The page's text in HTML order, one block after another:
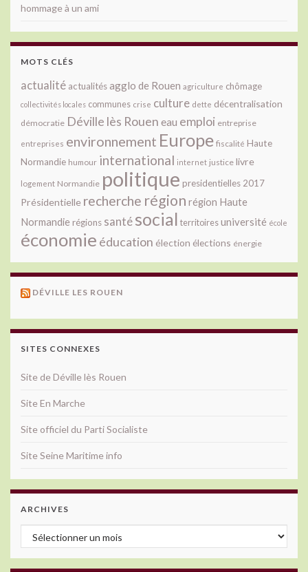
hommage à un ami
MOTS CLÉS
actualité actualitésagglo de Rouen agriculture chômage
collectivités locales communes crise culture dette décentralisation
démocratie Déville lès Rouen eau emploi entreprise
entreprises environnement Europe fiscalité Haute
Normandie humour international internet justice livre
logement Normandie politique presidentielles 2017
Présidentielle recherche région région Haute
Normandie régions santésocial territoiresuniversité école
économie éducation élection élections énergie
DÉVILLE LES ROUEN
SITES CONNEXES
Site de Déville lès Rouen
Site En Marche
Site officiel du Parti Socialiste
Site Seine Maritime info
ARCHIVES
Archives